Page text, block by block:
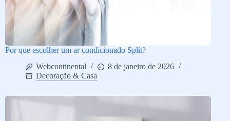
Por que escolher um ar condicionado Split?
Webcontinental
8 de janeiro de 2026
Decoração & Casa